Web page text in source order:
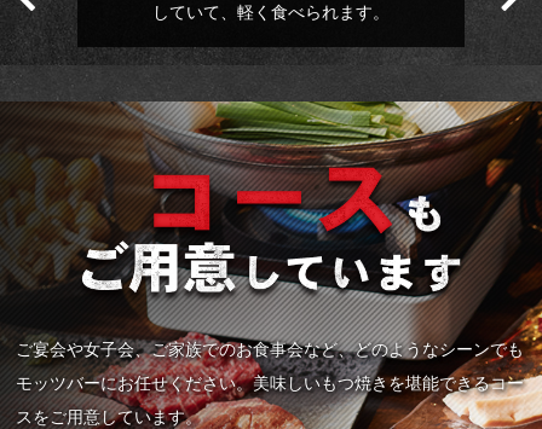
していて、軽く食べられます。
ご宴会や女子会、ご家族でのお食事会など、どのようなシーンでも
モッツバーにお任せください。美味しいもつ焼きを堪能できるコー
スをご用意しています。